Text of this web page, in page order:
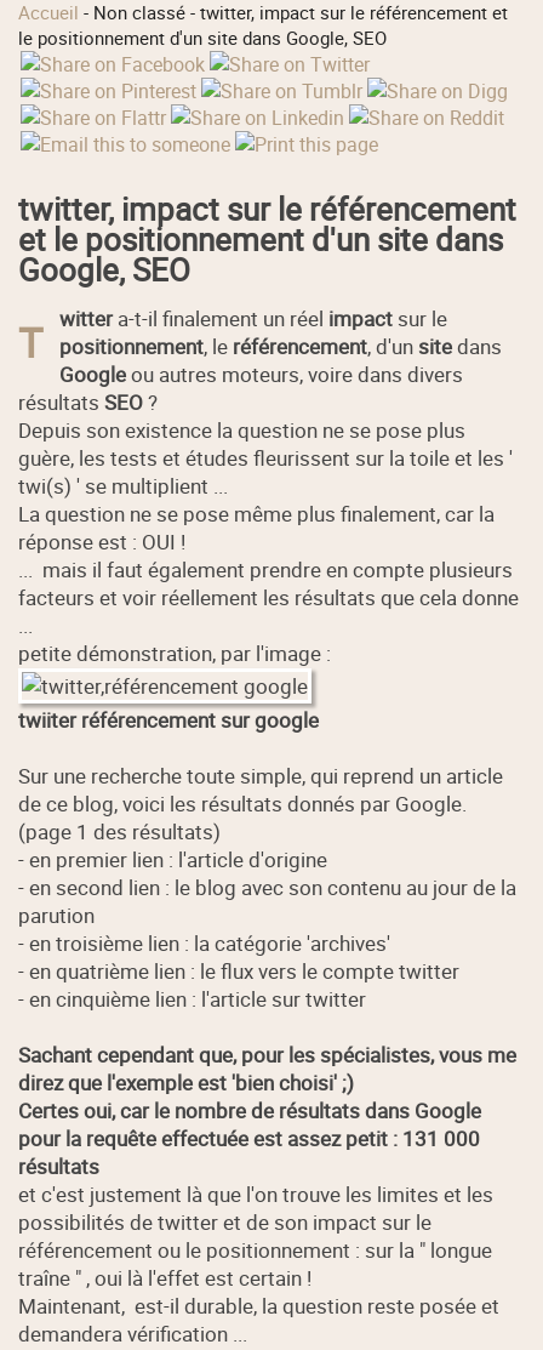
Accueil - Non classé -twitter, impact sur le référencement et
le positionnement d'un site dans Google, SEO
twitter, impact sur le référencement
et le positionnement d'un site dans
Google, SEO
T wittera-t-il finalement un réel impact sur le
positionnement, le référencement, d'un sitedans
Googleou autres moteurs, voire dans divers
résultatsSEO?
Depuis son existence la question ne se pose plus
guère, les tests et études fleurissent sur la toile et les '
twi(s) ' se multiplient ...
La question ne se pose même plus finalement, car la
réponse est : OUI !
... mais il faut également prendre en compte plusieurs
facteurs et voir réellement les résultats que cela donne
petite démonstration, par l'image :
twiiter référencement sur google
Sur une recherche toute simple, qui reprend un article
de ce blog, voici les résultats donnés par Google.
(page 1 des résultats)
- en premier lien : l'article d'origine
- en second lien : le blog avec son contenu au jour de la
parution
- en troisième lien : la catégorie 'archives'
- en quatrième lien : le flux vers le compte twitter
- en cinquième lien : l'article sur twitter
Sachant cependant que, pour les spécialistes, vous me
direz que l'exemple est 'bien choisi' ;)
Certes oui, car le nombre de résultats dans Google
pour la requête effectuée est assez petit : 131 000
résultats
et c'est justement là que l'on trouve les limites et les
possibilités de twitter et de son impact sur le
référencement ou le positionnement : sur la " longue
traîne " , oui là l'effet est certain !
Maintenant, est-il durable, la question reste posée et
demandera vérification ...